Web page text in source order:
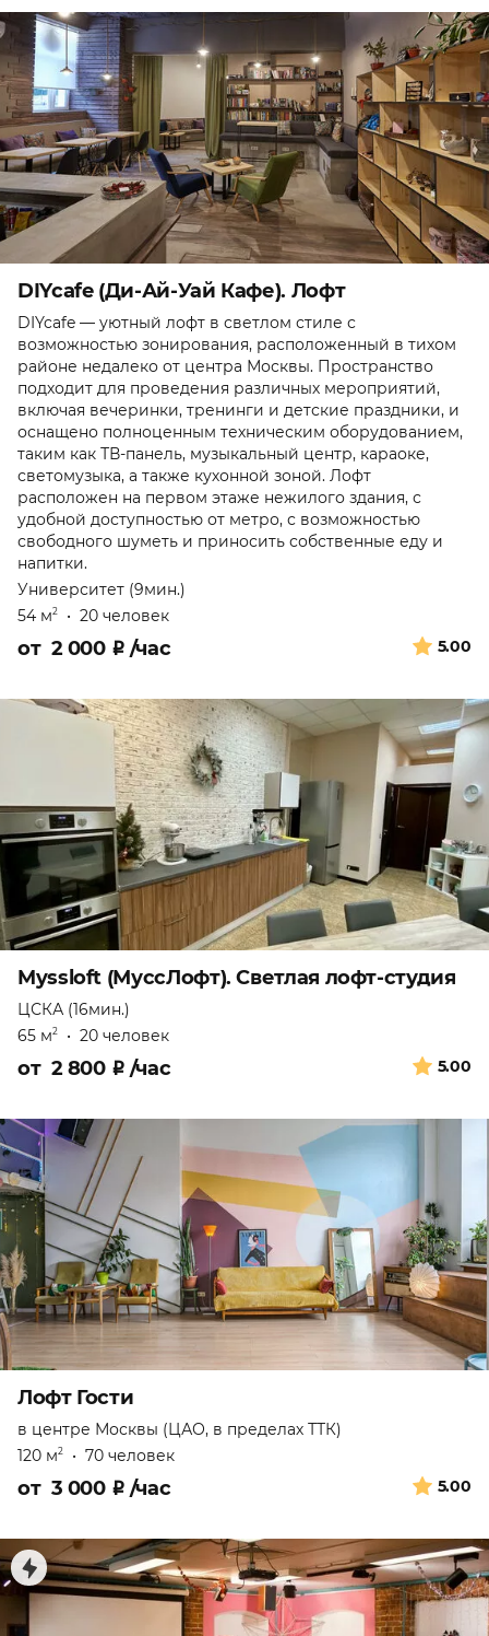
DIYcafe (Ди-Ай-Уай Кафе). Лофт
DIYcafe — уютный лофт в светлом стиле с
возможностью зонирования, расположенный в тихом
районе недалеко от центра Москвы. Пространство
подходит для проведения различных мероприятий,
включая вечеринки, тренинги и детские праздники, и
оснащено полноценным техническим оборудованием,
таким как ТВ-панель, музыкальный центр, караоке,
светомузыка, а также кухонной зоной. Лофт
расположен на первом этаже нежилого здания, с
удобной доступностью от метро, с возможностью
свободного шуметь и приносить собственные еду и
напитки.
Университет (9мин.)
54 м2 • 20 человек
5.00
от 2 000 ₽ /час
Myssloft (МуссЛофт). Светлая лофт-студия
ЦСКА (16мин.)
65 м2 • 20 человек
5.00
от 2 800 ₽ /час
Лофт Гости
в центре Москвы (ЦАО, в пределах ТТК)
120 м2 • 70 человек
5.00
от 3 000 ₽ /час